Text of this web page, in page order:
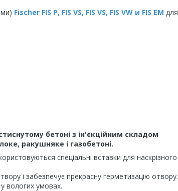
Fischer FIS P, FIS VS, FIS VS, FIS VW и FIS EM для
бетоні з ін'єкційним складом
ракушняке і газобетоні.
спеціальні вставки для наскрізного
і забезпечує прекрасну герметизацію отвору.
вологих умовах.